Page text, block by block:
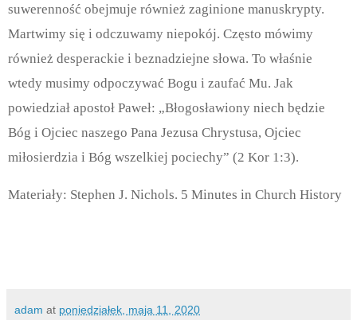
suwerenność obejmuje również zaginione manuskrypty.
Martwimy się i odczuwamy niepokój. Często mówimy
również desperackie i beznadziejne słowa. To właśnie
wtedy musimy odpoczywać Bogu i zaufać Mu. Jak
powiedział apostoł Paweł: „Błogosławiony niech będzie
Bóg i Ojciec naszego Pana Jezusa Chrystusa, Ojciec
miłosierdzia i Bóg wszelkiej pociechy” (2 Kor 1:3).
Materiały: Stephen J. Nichols. 5 Minutes in Church History
adam at poniedziałek, maja 11, 2020